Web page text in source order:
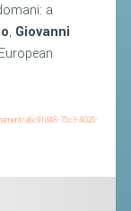
a
, Giovanni
a6c91d48-75c3-4025-